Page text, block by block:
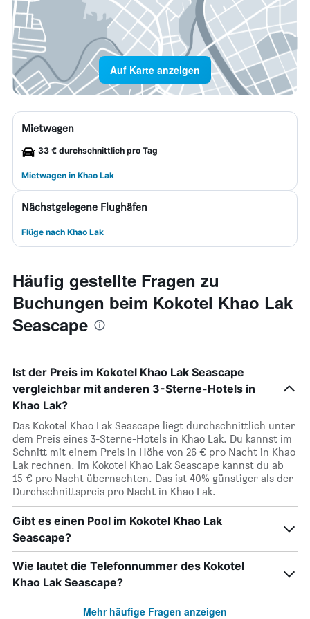
Auf Karte anzeigen
Mietwagen
33 € durchschnittlich pro Tag
Mietwagen in Khao Lak
Nächstgelegene Flughäfen
Flüge nach Khao Lak
Häufig gestellte Fragen zu
Buchungen beim Kokotel Khao Lak
Seascape
Ist der Preis im Kokotel Khao Lak Seascape
vergleichbar mit anderen 3-Sterne-Hotels in
Khao Lak?
Das Kokotel Khao Lak Seascape liegt durchschnittlich unter
dem Preis eines 3-Sterne-Hotels in Khao Lak. Du kannst im
Schnitt mit einem Preis in Höhe von 26 € pro Nacht in Khao
Lak rechnen. Im Kokotel Khao Lak Seascape kannst du ab
15 € pro Nacht übernachten. Das ist 40% günstiger als der
Durchschnittspreis pro Nacht in Khao Lak.
Gibt es einen Pool im Kokotel Khao Lak
Seascape?
Wie lautet die Telefonnummer des Kokotel
Khao Lak Seascape?
Mehr häufige Fragen anzeigen